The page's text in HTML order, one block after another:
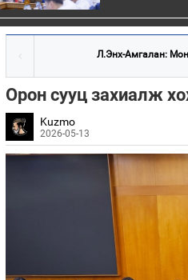
Л.Энх-Амгалан:
Орон сууц захиалж
Kuzmo
2026-05-13